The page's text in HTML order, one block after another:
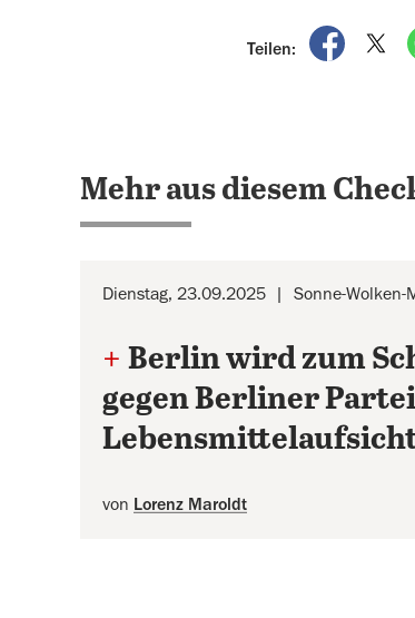
Teilen:
auf
Mehr aus diesem
Dienstag, 23.09.2025 Sonne-Wolken-
+ Berlin wird zum
gegen Berliner
von Lorenz Maroldt